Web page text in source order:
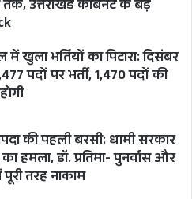
समृद्धि की कामना की।
तक, उत्तराखंड कैबिनेट के बड़े
में खुला भर्तियों का पिटारा: दिसंबर
पदों पर भर्ती, 1,470 पदों की
की पहली बरसी: धामी सरकार
हमला, डॉ. प्रतिमा- पुनर्वास और
तरह नाकाम